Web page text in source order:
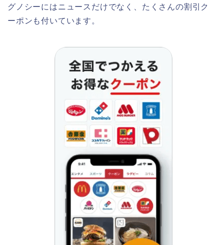
グノシーにはニュースだけでなく、たくさんの割引ク
ーポンも付いています。